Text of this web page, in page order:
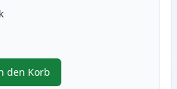
um anzupassen
den Korb
, 4 stück Brother TN325 (TN320)